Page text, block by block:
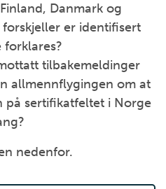
Danmark og
er identifisert
forklares?
tilbakemeldinger
allmennflygingen om at
på sertifikatfeltet i Norge
nedenfor.